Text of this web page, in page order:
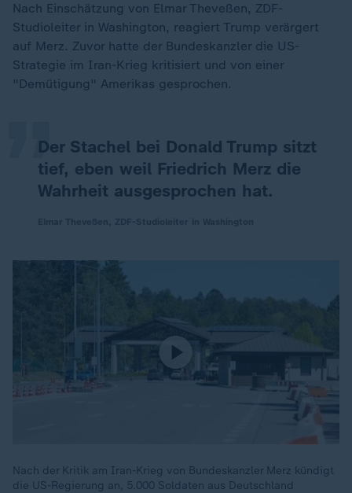
Nach Einschätzung von Elmar Theveßen, ZDF-
Studioleiter in Washington, reagiert Trump verärgert
auf Merz. Zuvor hatte der Bundeskanzler die US-
Strategie im Iran-Krieg kritisiert und von einer
"Demütigung" Amerikas gesprochen.
Der Stachel bei Donald Trump sitzt
tief, eben weil Friedrich Merz die
Wahrheit ausgesprochen hat.
„
Nach der Kritik am Iran-Krieg von Bundeskanzler Merz kündigt
die US-Regierung an, 5.000 Soldaten aus Deutschland